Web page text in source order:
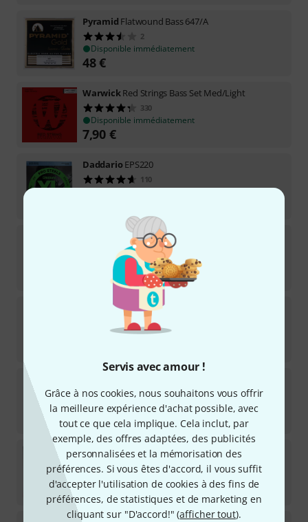
Servis avec amour !
Grâce à nos cookies, nous souhaitons vous offrir
la meilleure expérience d'achat possible, avec
tout ce que cela implique. Cela inclut, par
exemple, des offres adaptées, des publicités
personnalisées et la mémorisation des
préférences. Si vous êtes d'accord, il vous suffit
d'accepter l'utilisation de cookies à des fins de
préférences, de statistiques et de marketing en
cliquant sur "D'accord!" (afficher tout).
Pyramid Flatwound Bass 647/A
2
Disponible immédiatement
48€
WarwickRed Strings Bass Set Med/Light
330
Disponible immédiatement
7,90 €
DaddarioEPS220
110
Disponible immédiatement
Jazz
28
Disponible immédiatement
Rotosound RS66S Swing Bass
7
Disponible immédiatement
1
Disponible immédiatement
32 €
DR StringsHi-Beams LLR-40
6
Disponible immédiatement
31 €